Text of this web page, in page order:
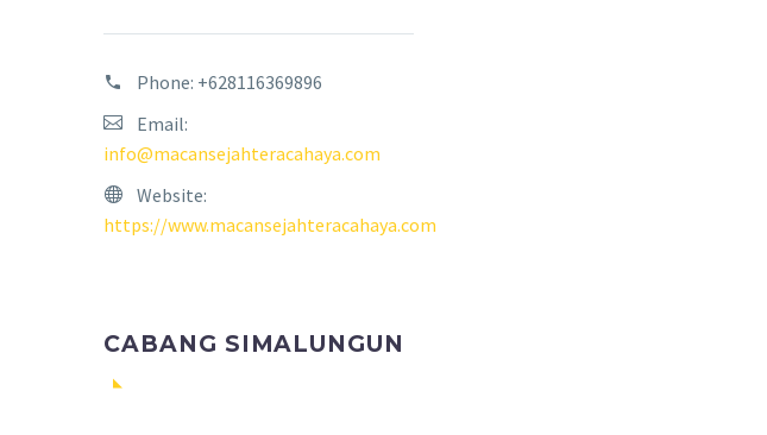
Phone: +628116369896
Email:
info@macansejahteracahaya.com
Website:
https://www.macansejahteracahaya.com
CABANG SIMALUNGUN